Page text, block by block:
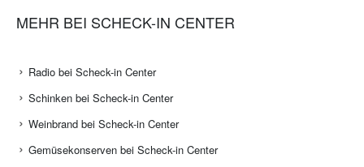
MEHR BEI SCHECK-IN CENTER
Radio bei Scheck-in Center
Schinken bei Scheck-in Center
Weinbrand bei Scheck-in Center
Gemüsekonserven bei Scheck-in Center